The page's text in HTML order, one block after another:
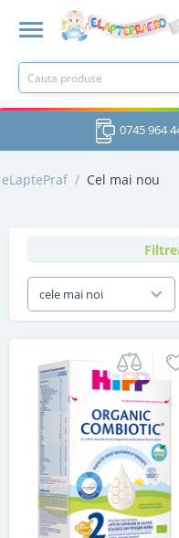
0745 964
eLaptePraf / Cel mai nou
cele mai noi